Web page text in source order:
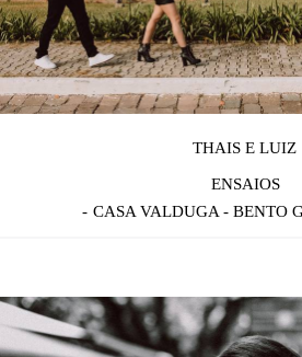
THAIS E LUIZ
ENSAIOS
CASA VALDUGA - BENTO